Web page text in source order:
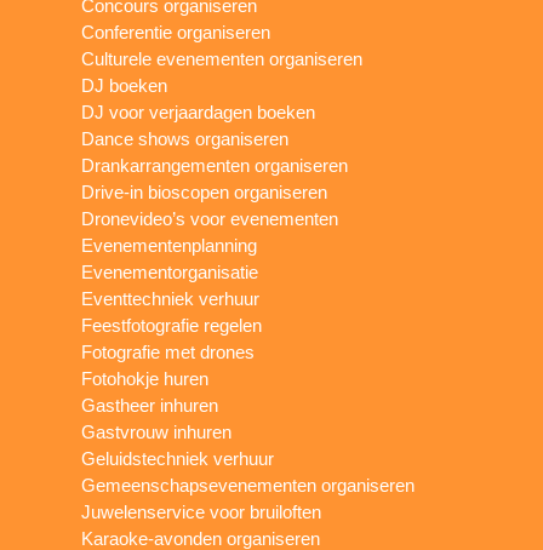
Concours organiseren
Conferentie organiseren
Culturele evenementen organiseren
DJ boeken
DJ voor verjaardagen boeken
Dance shows organiseren
Drankarrangementen organiseren
Drive-in bioscopen organiseren
Dronevideo’s voor evenementen
Evenementenplanning
Evenementorganisatie
Eventtechniek verhuur
Feestfotografie regelen
Fotografie met drones
Fotohokje huren
Gastheer inhuren
Gastvrouw inhuren
Geluidstechniek verhuur
Gemeenschapsevenementen organiseren
Juwelenservice voor bruiloften
Karaoke-avonden organiseren